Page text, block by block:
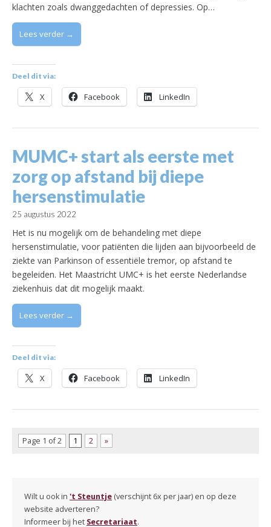
klachten zoals dwanggedachten of depressies. Op…
Lees verder →
Deel dit via:
X Facebook LinkedIn
MUMC+ start als eerste met
zorg op afstand bij diepe
hersenstimulatie
25 augustus 2022
Het is nu mogelijk om de behandeling met diepe
hersenstimulatie, voor patiënten die lijden aan bijvoorbeeld de
ziekte van Parkinson of essentiële tremor, op afstand te
begeleiden. Het Maastricht UMC+ is het eerste Nederlandse
ziekenhuis dat dit mogelijk maakt.
Lees verder →
Deel dit via:
X Facebook LinkedIn
Page 1 of 2 1 2 »
Wilt u ook in 't Steuntje (verschijnt 6x per jaar) en op deze
website adverteren?
Informeer bij het Secretariaat.